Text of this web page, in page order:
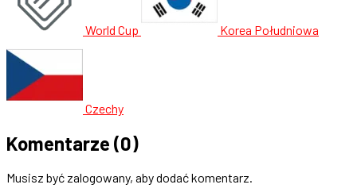
World Cup Korea Południowa
Czechy
Komentarze (0)
Musisz być zalogowany, aby dodać komentarz.